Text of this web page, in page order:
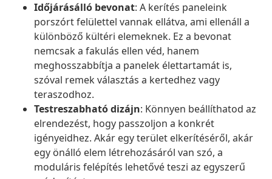
Időjárásálló bevonat: A kerítés paneleink
porszórt felülettel vannak ellátva, ami ellenáll a
különböző kültéri elemeknek. Ez a bevonat
nemcsak a fakulás ellen véd, hanem
meghosszabbítja a panelek élettartamát is,
szóval remek választás a kertedhez vagy
teraszodhoz.
Testreszabható dizájn: Könnyen beállíthatod az
elrendezést, hogy passzoljon a konkrét
igényeidhez. Akár egy terület elkerítéséről, akár
egy önálló elem létrehozásáról van szó, a
moduláris felépítés lehetővé teszi az egyszerű